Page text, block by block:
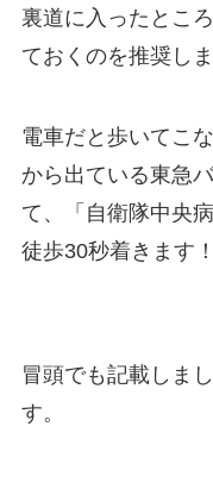
裏道に入ったとこ
ておくのを推奨し
電車だと歩いてこ
から出ている東急
て、「自衛隊中央
徒歩30秒着きます！
冒頭でも記載しま
す。